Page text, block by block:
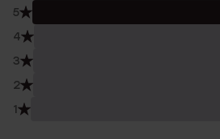
5
4
3
2
1